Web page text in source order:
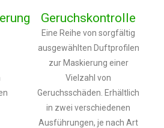
Geruchskontrolle
Eine Reihe von sorgfältig
ausgewählten Duftprofilen
zur Maskierung einer
Vielzahl von
Geruchsschäden. Erhältlich
in zwei verschiedenen
Ausführungen, je nach Art